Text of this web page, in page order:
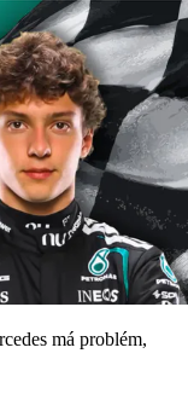
má problém,